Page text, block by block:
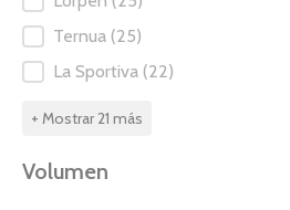
Ternua (25)
La Sportiva (22)
+ Mostrar 21 más
Volumen